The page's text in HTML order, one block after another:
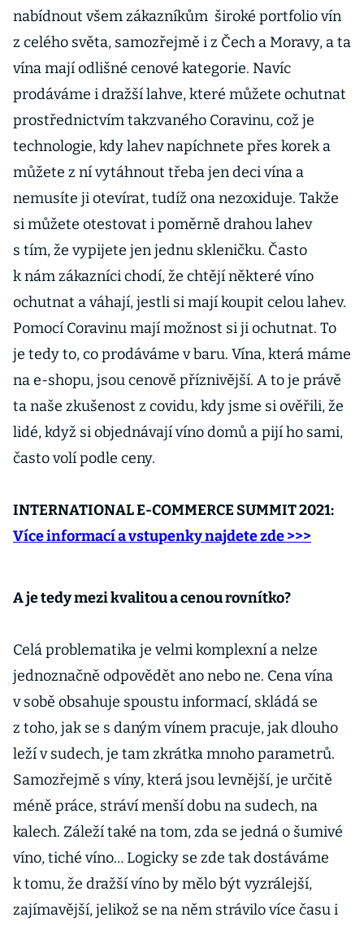
nabídnout všem zákazníkům široké portfolio vín
z celého světa, samozřejmě i z Čech a Moravy, a ta
vína mají odlišné cenové kategorie. Navíc
prodáváme i dražší lahve, které můžete ochutnat
prostřednictvím takzvaného Coravinu, což je
technologie, kdy lahev napíchnete přes korek a
můžete z ní vytáhnout třeba jen deci vína a
nemusíte ji otevírat, tudíž ona nezoxiduje. Takže
si můžete otestovat i poměrně drahou lahev
s tím, že vypijete jen jednu skleničku. Často
k nám zákazníci chodí, že chtějí některé víno
ochutnat a váhají, jestli si mají koupit celou lahev.
Pomocí Coravinu mají možnost si ji ochutnat. To
je tedy to, co prodáváme v baru. Vína, která máme
na e-shopu, jsou cenově příznivější. A to je právě
ta naše zkušenost z covidu, kdy jsme si ověřili, že
lidé, když si objednávají víno domů a pijí ho sami,
často volí podle ceny.
INTERNATIONAL E-COMMERCE SUMMIT 2021:
Více informací a vstupenky najdete zde >>>
A je tedy mezi kvalitou a cenou rovnítko?
Celá problematika je velmi komplexní a nelze
jednoznačně odpovědět ano nebo ne. Cena vína
v sobě obsahuje spoustu informací, skládá se
z toho, jak se s daným vínem pracuje, jak dlouho
leží v sudech, je tam zkrátka mnoho parametrů.
Samozřejmě s víny, která jsou levnější, je určitě
méně práce, stráví menší dobu na sudech, na
kalech. Záleží také na tom, zda se jedná o šumivé
víno, tiché víno… Logicky se zde tak dostáváme
k tomu, že dražší víno by mělo být vyzrálejší,
zajímavější, jelikož se na něm strávilo více času i